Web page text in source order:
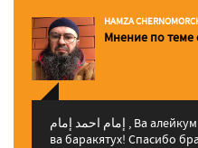
HAMZA
Мнение по теме
إمام احمد إمام , Ва алейкум ассалам ва рахматуЛлахи
ва баракятух! Спасибо